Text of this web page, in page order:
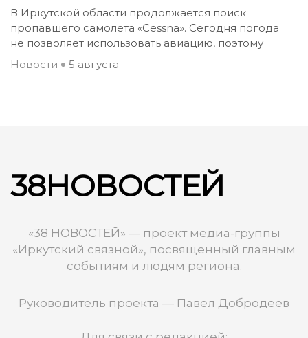
В Иркутской области продолжается поиск
пропавшего самолета «Cessna». Сегодня погода
не позволяет использовать авиацию, поэтому
Новости
5 августа
38НОВОСТЕЙ
«38 НОВОСТЕЙ» — проект медиа-группы
«Иркутский связной», посвященный главным
событиям и людям региона.
Руководитель проекта — Павел Добродеев